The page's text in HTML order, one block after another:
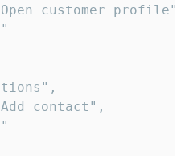
customer
contact",